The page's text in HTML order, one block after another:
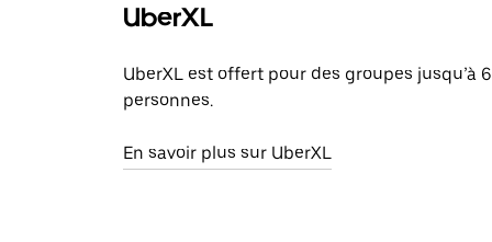
UberXL
UberXL est offert pour des groupes jusqu’à 6
personnes.
En savoir plus sur UberXL